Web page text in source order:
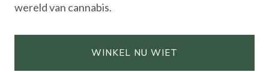
wereld van cannabis.
WINKEL NU WIET